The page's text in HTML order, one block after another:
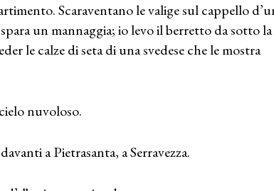
Scaraventano le valige sul cappello
un mannaggia; io levo il berretto da sotto
le calze di seta di una svedese che le mostra
nuvoloso.
a Pietrasanta, a Serravezza.